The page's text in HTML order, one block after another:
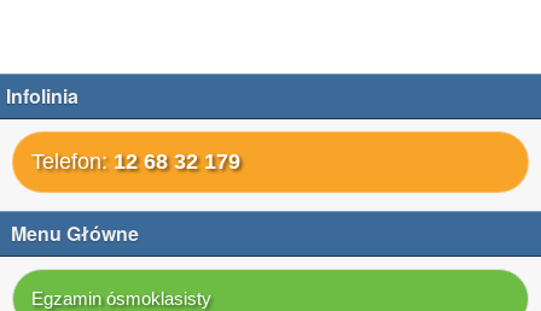
Infolinia
Telefon: 12 68 32 179
Menu Główne
Egzamin ósmoklasisty